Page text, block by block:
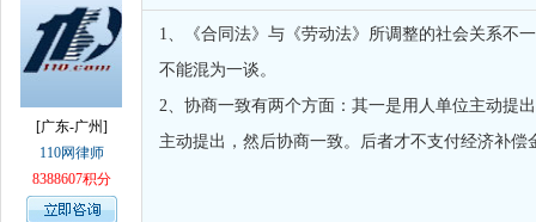
[广东-广州]
110网律师
8388607积分
1、《合同法》与《劳动法》所调整的社会关系不
不能混为一谈。
2、协商一致有两个方面：其一是用人单位主动提
主动提出，然后协商一致。后者才不支付经济补偿